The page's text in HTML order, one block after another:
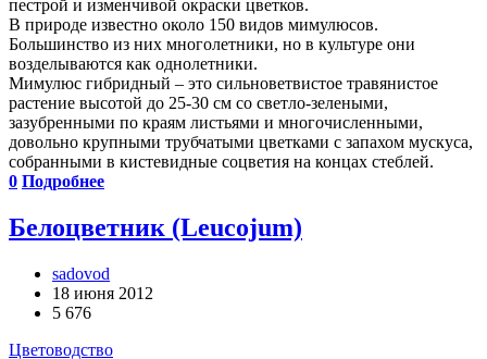
пестрой и изменчивой окраски цветков.
В природе известно около 150 видов мимулюсов.
Большинство из них многолетники, но в культуре они
возделываются как однолетники.
Мимулюс гибридный – это сильноветвистое травянистое
растение высотой до 25-30 см со светло-зелеными,
зазубренными по краям листьями и многочисленными,
довольно крупными трубчатыми цветками с запахом мускуса,
собранными в кистевидные соцветия на концах стеблей.
0 Подробнее
Белоцветник (Leucojum)
sadovod
18 июня 2012
5 676
Цветоводство